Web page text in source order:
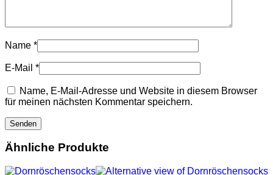
Name *
E-Mail *
Name, E-Mail-Adresse und Website in diesem Browser
für meinen nächsten Kommentar speichern.
Ähnliche Produkte